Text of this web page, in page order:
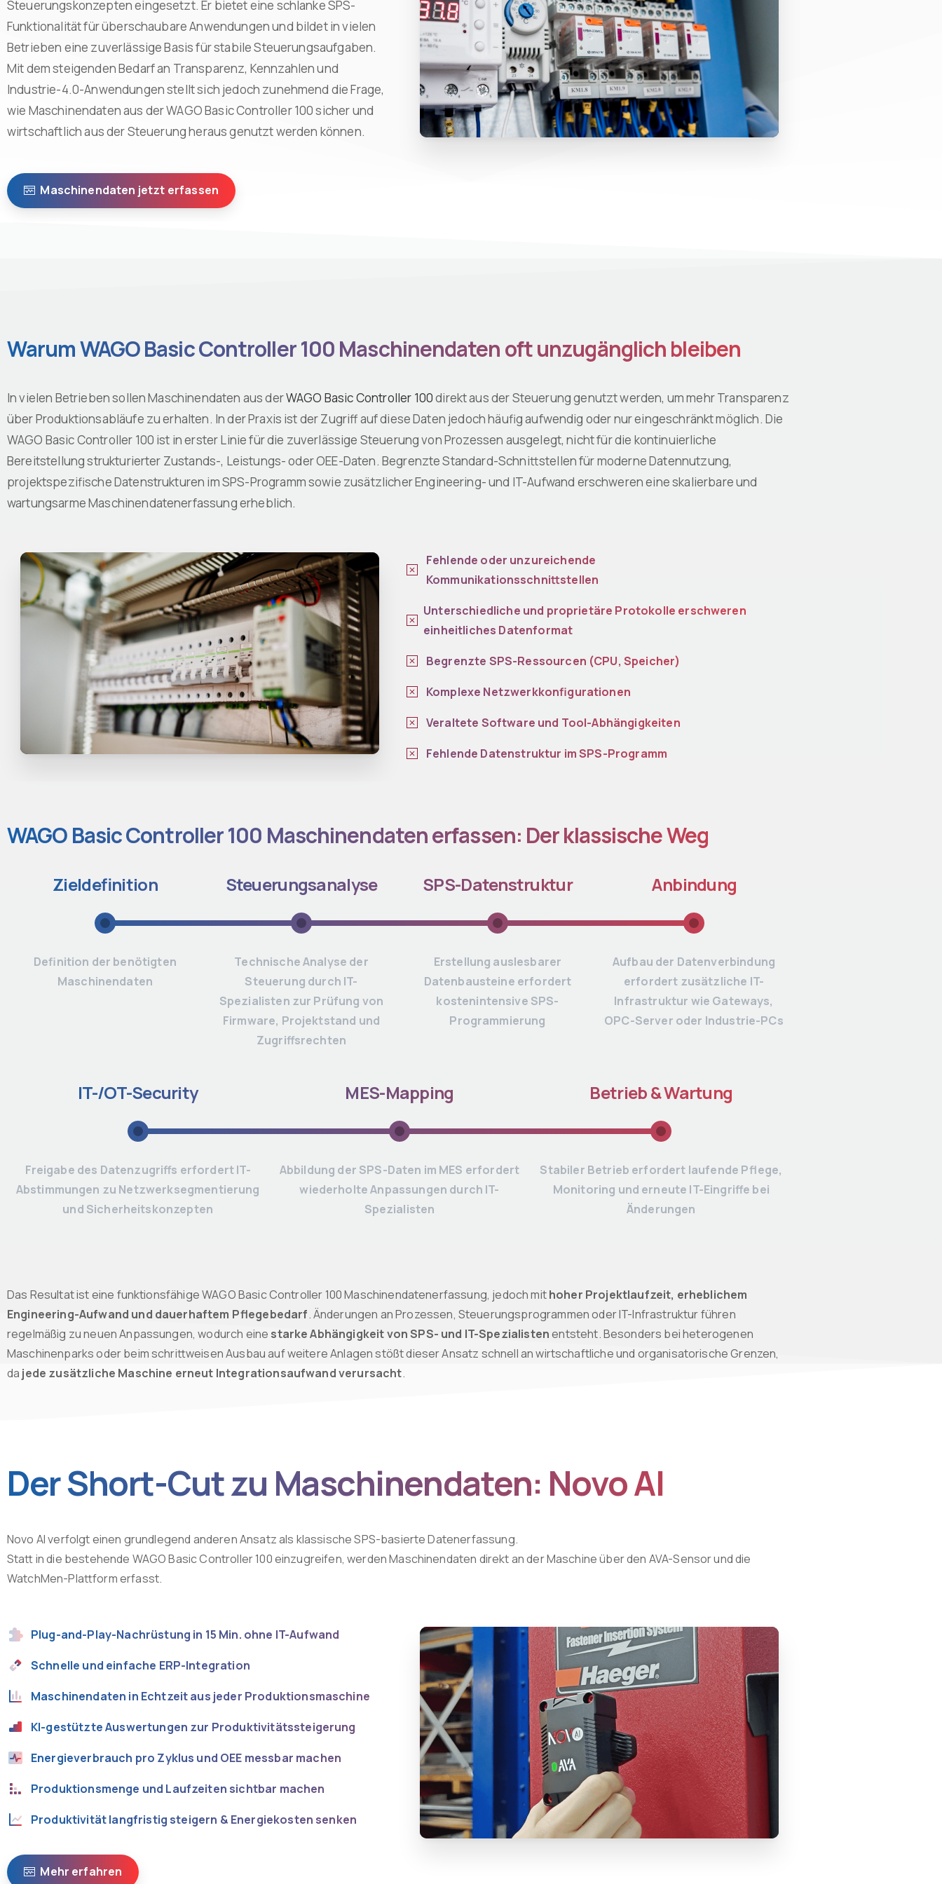
Steuerungskonzepten eingesetzt. Er bietet eine schlanke SPS-
Funktionalität für überschaubare Anwendungen und bildet in vielen
Betrieben eine zuverlässige Basis für stabile Steuerungsaufgaben.
Mit dem steigenden Bedarf an Transparenz, Kennzahlen und
Industrie-4.0-Anwendungen stellt sich jedoch zunehmend die Frage,
wie Maschinendaten aus der WAGO Basic Controller 100 sicher und
wirtschaftlich aus der Steuerung heraus genutzt werden können.
Maschinendaten jetzt erfassen
Warum WAGO Basic Controller 100 Maschinendaten oft unzugänglich bleiben
In vielen Betrieben sollen Maschinendaten aus derWAGO Basic Controller 100direkt aus der Steuerung genutzt werden, um mehr Transparenz
über Produktionsabläufe zu erhalten. In der Praxis ist der Zugriff auf diese Daten jedoch häufig aufwendig oder nur eingeschränkt möglich. Die
WAGO Basic Controller 100 ist in erster Linie für die zuverlässige Steuerung von Prozessen ausgelegt, nicht für die kontinuierliche
Bereitstellung strukturierter Zustands-, Leistungs- oder OEE-Daten. Begrenzte Standard-Schnittstellen für moderne Datennutzung,
projektspezifische Datenstrukturen im SPS-Programm sowie zusätzlicher Engineering- und IT-Aufwand erschweren eine skalierbare und
wartungsarme Maschinendatenerfassung erheblich.
Fehlende oder unzureichende
Kommunikationsschnittstellen
Unterschiedliche und proprietäre Protokolle erschweren
einheitliches Datenformat
Begrenzte SPS-Ressourcen (CPU, Speicher)
Komplexe Netzwerkkonfigurationen
Veraltete Software und Tool-Abhängigkeiten
Fehlende Datenstruktur im SPS-Programm
WAGO Basic Controller 100 Maschinendaten erfassen: Der klassische Weg
Zieldefinition
Definition der benötigten
Maschinendaten
Steuerungsanalyse
Technische Analyse der
Steuerung durch IT-
Spezialisten zur Prüfung von
Firmware, Projektstand und
Zugriffsrechten
SPS-Datenstruktur
Erstellung auslesbarer
Datenbausteine erfordert
kostenintensive SPS-
Programmierung
Anbindung
Aufbau der Datenverbindung
erfordert zusätzliche IT-
Infrastruktur wie Gateways,
OPC-Server oder Industrie-PCs
IT-/OT-Security
Freigabe des Datenzugriffs erfordert IT-
Abstimmungen zu Netzwerksegmentierung
und Sicherheitskonzepten
MES-Mapping
Abbildung der SPS-Daten im MES erfordert
wiederholte Anpassungen durch IT-
Spezialisten
Betrieb & Wartung
Stabiler Betrieb erfordert laufende Pflege,
Monitoring und erneute IT-Eingriffe bei
Änderungen
Das Resultat ist eine funktionsfähige WAGO Basic Controller 100 Maschinendatenerfassung, jedoch mithoher Projektlaufzeit, erheblichem
Engineering-Aufwand und dauerhaftem Pflegebedarf. Änderungen an Prozessen, Steuerungsprogrammen oder IT-Infrastruktur führen
regelmäßig zu neuen Anpassungen, wodurch eine starke Abhängigkeit von SPS- und IT-Spezialistenentsteht. Besonders bei heterogenen
Maschinenparks oder beim schrittweisen Ausbau auf weitere Anlagen stößt dieser Ansatz schnell an wirtschaftliche und organisatorische Grenzen,
da jede zusätzliche Maschine erneut Integrationsaufwand verursacht.
Der Short-Cut zu Maschinendaten: Novo AI
Novo AI verfolgt einen grundlegend anderen Ansatz als klassische SPS-basierte Datenerfassung.
Statt in die bestehende WAGO Basic Controller 100 einzugreifen, werden Maschinendaten direkt an der Maschine über den AVA-Sensor und die
WatchMen-Plattform erfasst.
Plug-and-Play-Nachrüstung in 15 Min. ohne IT-Aufwand
Schnelle und einfache ERP-Integration
Maschinendaten in Echtzeit aus jeder Produktionsmaschine
KI-gestützte Auswertungen zur Produktivitätssteigerung
Energieverbrauch pro Zyklus und OEE messbar machen
Produktionsmenge und Laufzeiten sichtbar machen
Produktivität langfristig steigern & Energiekosten senken
Mehr erfahren